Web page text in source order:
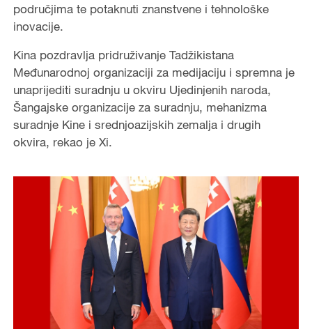
područjima te potaknuti znanstvene i tehnološke
inovacije.
Kina pozdravlja pridruživanje Tadžikistana
Međunarodnoj organizaciji za medijaciju i spremna je
unaprijediti suradnju u okviru Ujedinjenih naroda,
Šangajske organizacije za suradnju, mehanizma
suradnje Kine i srednjoazijskih zemalja i drugih
okvira, rekao je Xi.